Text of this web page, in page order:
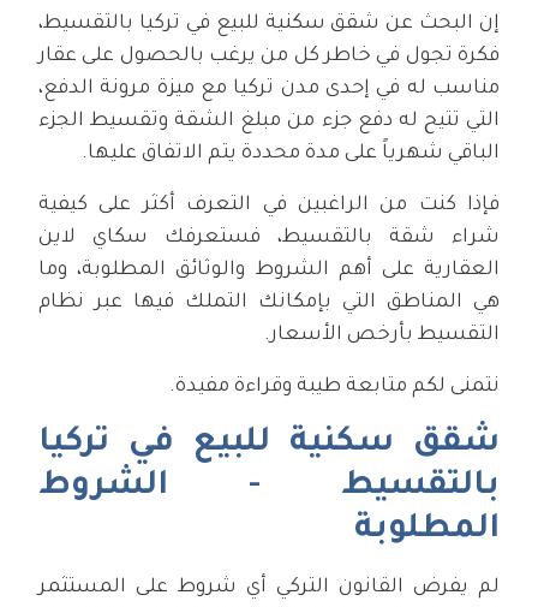
إن البحث عن شقق سكنية للبيع في تركيا بالتقسيط،
فكرة تجول في خاطر كل من يرغب بالحصول على عقار
مناسب له في إحدى مدن تركيا مع ميزة مرونة الدفع،
التي تتيح له دفع جزء من مبلغ الشقة وتقسيط الجزء
الباقي شهرياً على مدة محددة يتم الاتفاق عليها.
فإذا كنت من الراغبين في التعرف أكثر على كيفية
شراء شقة بالتقسيط، فستعرفك سكاي لاين
العقارية على أهم الشروط والوثائق المطلوبة، وما
هي المناطق التي بإمكانك التملك فيها عبر نظام
التقسيط بأرخص الأسعار.
نتمنى لكم متابعة طيبة وقراءة مفيدة.
شقق سكنية للبيع في تركيا
بالتقسيط - الشروط
المطلوبة
لم يفرض القانون التركي أي شروط على المستثمر